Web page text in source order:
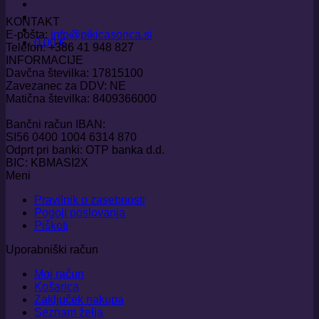
0,00€
KONTAKT
E-pošta: info@pikicasonca.si
Telefon: +386 41 948 827
INFORMACIJE
Davčna številka: 17815100
Zavezanec za DDV: NE
Matična številka: 8409366000
Bančni račun IBAN:
SI56 0400 1004 6314 870
Odprt pri banki: OTP banka d.d.
BIC: KBMASI2X
Meni
Pravilnik o zasebnosti
Pogoji poslovanja
Piškoti
Uporabniški račun
Moj račun
Košarica
Zaključek nakupa
Seznam želja